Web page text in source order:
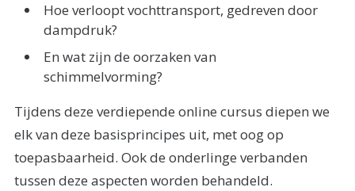
Hoe verloopt vochttransport, gedreven door
dampdruk?
En wat zijn de oorzaken van
schimmelvorming?
Tijdens deze verdiepende online cursus diepen we
elk van deze basisprincipes uit, met oog op
toepasbaarheid. Ook de onderlinge verbanden
tussen deze aspecten worden behandeld.